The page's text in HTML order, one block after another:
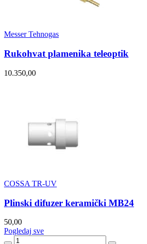
Messer Tehnogas
Rukohvat plamenika teleoptik
10.350,00
COSSA TR-UV
Plinski difuzer keramički MB24
50,00
Pogledaj sve